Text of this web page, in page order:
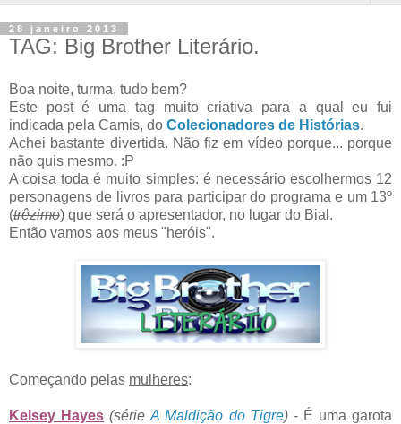
28 janeiro 2013
TAG: Big Brother Literário.
Boa noite, turma, tudo bem?
Este post é uma tag muito criativa para a qual eu fui
indicada pela Camis, do Colecionadores de Histórias.
Achei bastante divertida. Não fiz em vídeo porque... porque
não quis mesmo. :P
A coisa toda é muito simples: é necessário escolhermos 12
personagens de livros para participar do programa e um 13º
(trêzimo) que será o apresentador, no lugar do Bial.
Então vamos aos meus "heróis".
Começando pelas mulheres:
Kelsey Hayes (sérieA Maldição do Tigre)- É uma garota